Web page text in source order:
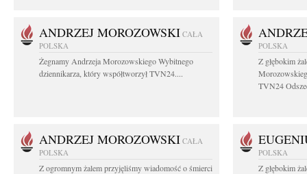
ANDRZEJ MOROZOWSKI CAŁA
POLSKA
Żegnamy Andrzeja Morozowskiego Wybitnego
dziennikarza, który współtworzył TVN24....
POLSKA
Z głębokim
TVN24
ANDRZEJ MOROZOWSKI CAŁA
POLSKA
Z ogromnym żalem przyjęliśmy wiadomość o śmierci
POLSKA
Z głębokim